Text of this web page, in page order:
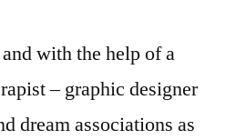
with the help of a
– graphic designer
dream associations as